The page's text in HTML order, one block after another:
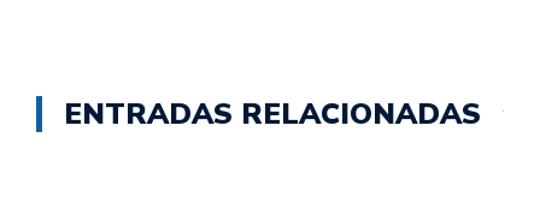
ENTRADAS RELACIONADAS